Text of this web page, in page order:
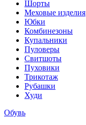
Шорты
Меховые изделия
Юбки
Комбинезоны
Купальники
Пуловеры
Свитшоты
Пуховики
Трикотаж
Рубашки
Худи
Обувь